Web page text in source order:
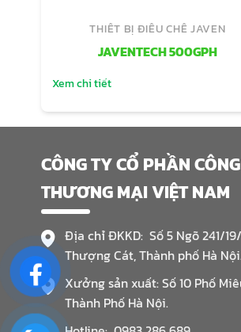
THIẾT BỊ ĐIỀU CHẾ JAVEN
JAVENTECH 500GPH
Xem chi tiết
CÔNG TY CỔ PHẦN
THƯƠNG MẠI VIỆT NAM
Địa chỉ ĐKKD: Số 5 Ngõ 241/
Thượng Cát, Thành phố Hà Nội.
Xưởng sản xuất: Số 10 Phố
Thành Phố Hà Nội.